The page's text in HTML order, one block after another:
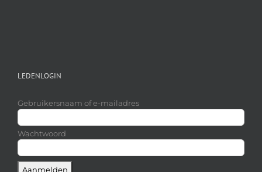
LEDENLOGIN
Gebruikersnaam of e-mailadres
Wachtwoord